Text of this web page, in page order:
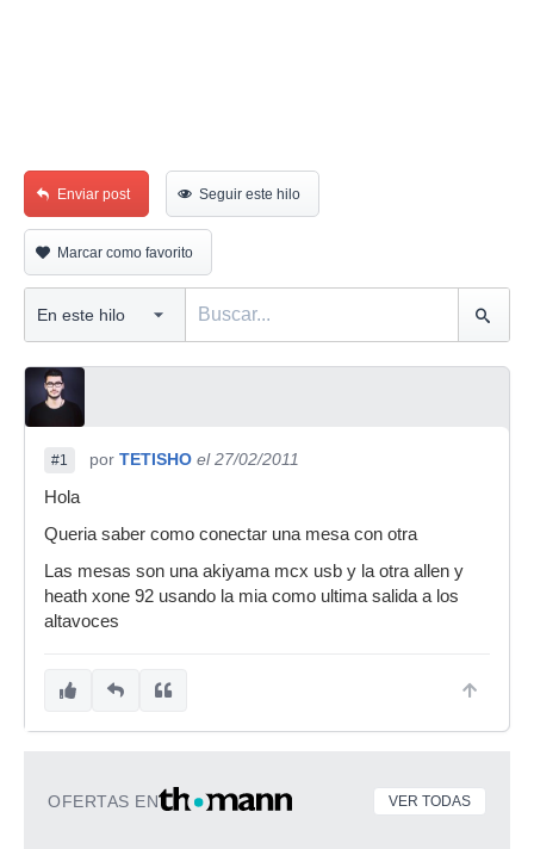
Enviar post Seguir este hilo
Marcar como favorito
#1 por TETISHO el 27/02/2011
Hola
Queria saber como conectar una mesa con otra
Las mesas son una akiyama mcx usb y la otra allen y
heath xone 92 usando la mia como ultima salida a los
altavoces
OFERTAS EN VER TODAS